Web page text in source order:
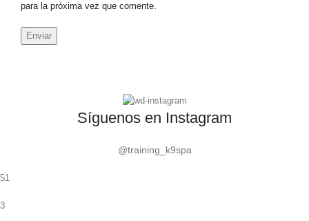
para la próxima vez que comente.
Síguenos en Instagram
@training_k9spa
51
3